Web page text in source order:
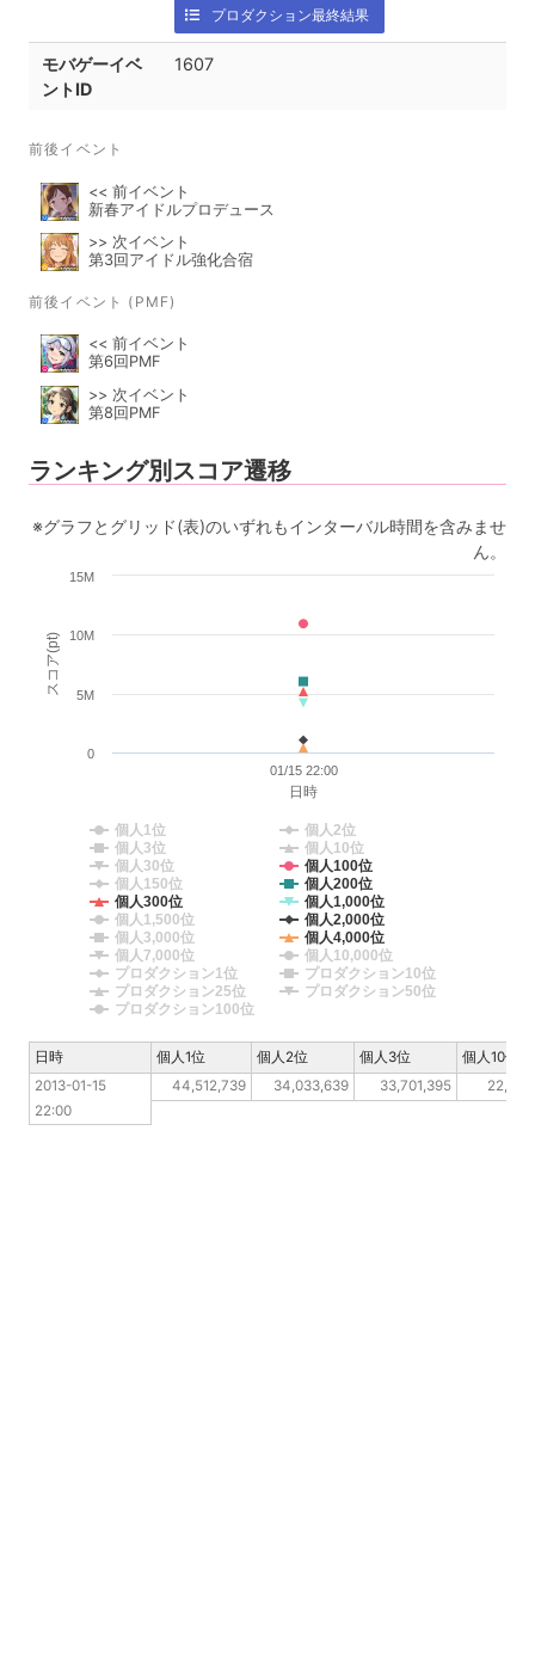
プロダクション最終結果
モバゲーイベ
ントID
1607
前後イベント
<< 前イベント
新春アイドルプロデュース
>> 次イベント
第3回アイドル強化合宿
前後イベント (PMF)
<< 前イベント
第6回PMF
>> 次イベント
第8回PMF
ランキング別スコア遷移
※グラフとグリッド(表)のいずれもインターバル時間を含みませ
ん。
日時
スコア(pt)
01/15 22:00
0
5M
10M
15M
個人1位
個人2位
個人3位
個人10位
個人30位
個人100位
個人150位
個人200位
個人300位
個人1,000位
個人1,500位
個人2,000位
個人3,000位
個人4,000位
個人7,000位
個人10,000位
プロダクション1位
プロダクション10位
プロダクション25位
プロダクション50位
プロダクション100位
2013-01-15 22:00 44,512,739 34,033,639 33,701,395
日時 個人1位 個人2位 個人3位
個人10位
2013-01-15
22:00
日時